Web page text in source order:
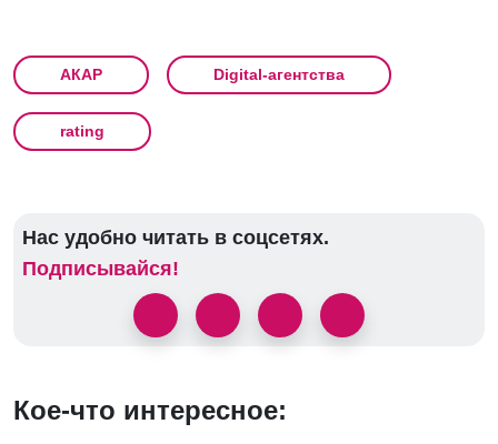
АКАР Digital-агентства
rating
Нас удобно читать в соцсетях.
Подписывайся!
Кое-что интересное: